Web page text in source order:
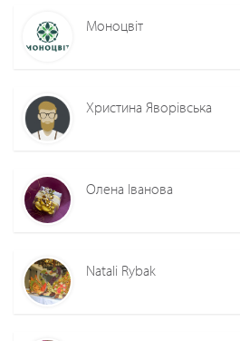
Моноцвіт
Христина Яворівська
Олена Іванова
Natali Rybak